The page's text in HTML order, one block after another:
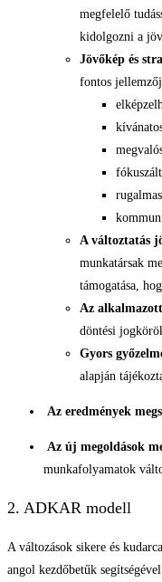
megfelelő
kidolgozni a
Jövőkép és
fontos
fókuszált
rugalmas
A változtatás
munkatársak
támogatása,
Az
döntési
Gyors
alapján
Az eredmények
Az új megoldások
munkafolyamatok
2. ADKAR modell
A változások sikere és
angol kezdőbetűk